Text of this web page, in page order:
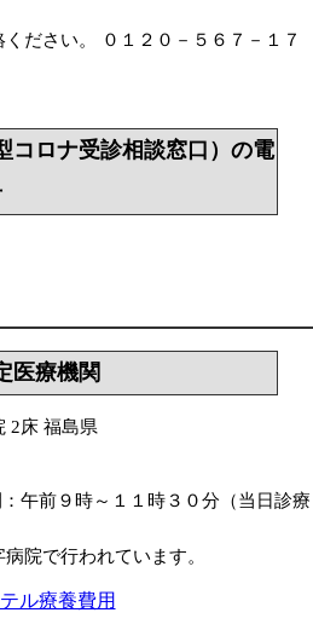
ださい。 ０１２０－５６７－１７
コロナ受診相談窓口）の電
医療機関
2床 福島県
午前９時～１１時３０分（当日診療
院で行われています。
ル療養費用